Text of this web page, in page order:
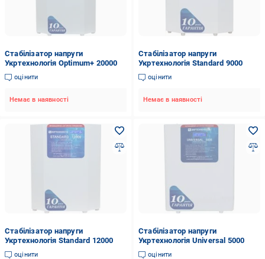
Стабілізатор напруги
Укртехнологія Optimum+ 20000
оцінити
Немає в наявності
Стабілізатор напруги
Укртехнологія Standard 9000
оцінити
Немає в наявності
Стабілізатор напруги
Укртехнологія Standard 12000
оцінити
Стабілізатор напруги
Укртехнологія Universal 5000
оцінити